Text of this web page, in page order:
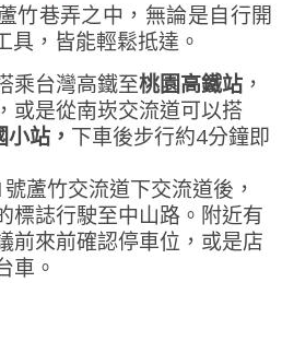
竹巷弄之中，無論是自行開
具，皆能輕鬆抵達。
乘台灣高鐵至桃園高鐵站 ，
或是從南崁交流道可以搭
站， 下車後步行約4分鐘即
號蘆竹交流道下交流道後，
標誌行駛至中山路。附近有
前來前確認停車位，或是店
車。